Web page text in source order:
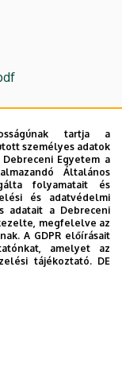
tartja a
személyes adatok
Egyetem a
Általános
folyamatait és
és adatvédelmi
adatait a Debreceni
megfelelve az
A GDPR előírásait
amelyet az
tájékoztató. DE